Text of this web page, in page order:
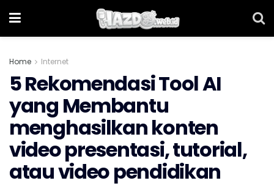
Home Internet
5 Rekomendasi Tool AI
yang Membantu
menghasilkan konten
video presentasi, tutorial,
atau video pendidikan